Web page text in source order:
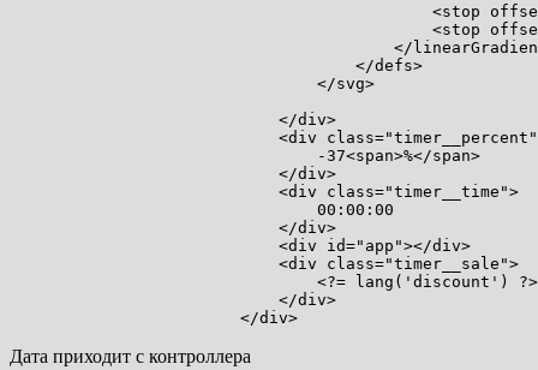
<stop
<stop
</
                                    </defs>
                                </svg>
                            </div>
<div
                                -37<span>%</span>
                            </div>
                            <div class="timer__time">
                                00:00:00
                            </div>
                            <div id="app"></div>
                            <div class="timer__sale">
                                <?= lang('discount') ?>
                            </div>
                        </div>
Дата приходит с контроллера